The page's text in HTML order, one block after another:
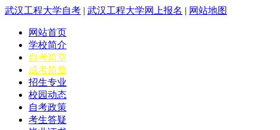
武汉工程大学自考 | 武汉工程大学网上报名 | 网站地图
网站首页
学校简介
自考简章
成考简章
招生专业
校园动态
自考政策
考生答疑